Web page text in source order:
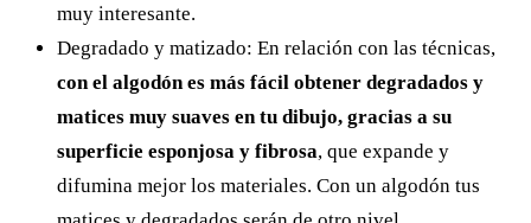
muy interesante.
Degradado y matizado: En relación con las técnicas,
con el algodón es más fácil obtener degradados y
matices muy suaves en tu dibujo, gracias a su
superficie esponjosa y fibrosa, que expande y
difumina mejor los materiales. Con un algodón tus